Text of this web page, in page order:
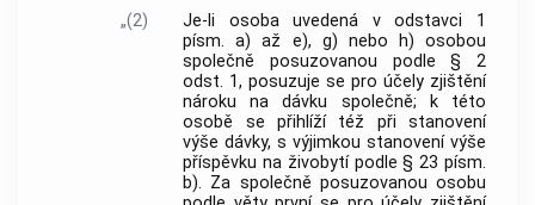
„(2)
Je-li osoba uvedená v odstavci 1
písm. a) až e), g) nebo h) osobou
společně posuzovanou podle § 2
odst. 1, posuzuje se pro účely zjištění
nároku na dávku společně; k této
osobě se přihlíží též při stanovení
výše dávky, s výjimkou stanovení výše
příspěvku na živobytí podle § 23 písm.
b). Za společně posuzovanou osobu